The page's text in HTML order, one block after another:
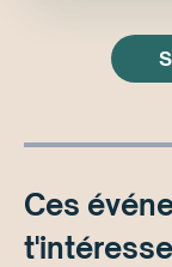
Ces